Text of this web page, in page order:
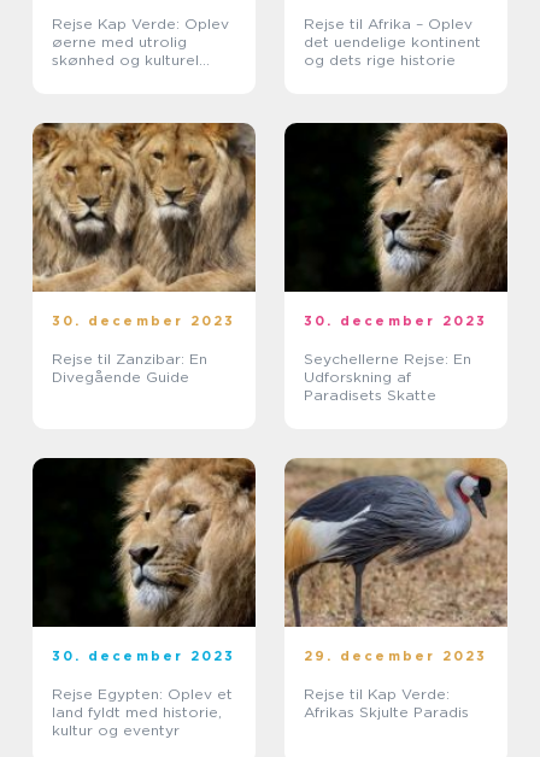
Rejse Kap Verde: Oplev
øerne med utrolig
skønhed og kulturel
Rejse til Afrika – Oplev
det uendelige kontinent
og dets rige historie
30. december 2023
Rejse til Zanzibar: En
Divegående Guide
30. december 2023
Seychellerne Rejse: En
Udforskning af
Paradisets Skatte
30. december 2023
Rejse Egypten: Oplev et
land fyldt med historie,
kultur og eventyr
29. december 2023
Rejse til Kap Verde:
Afrikas Skjulte Paradis